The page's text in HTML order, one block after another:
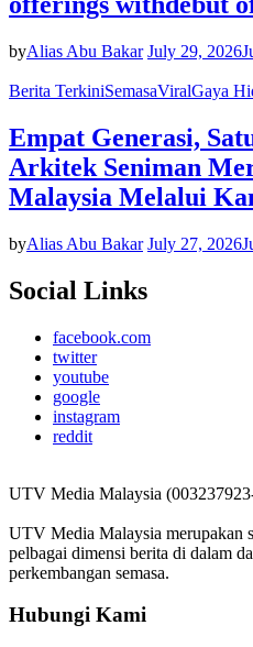
byAlias Abu Bakar July 29, 2026
Berita TerkiniSemasaViralGaya
Empat Generasi,
Arkitek Seniman
Malaysia Melalui
byAlias Abu Bakar July 27, 2026
Social Links
facebook.com
twitter
youtube
google
instagram
reddit
UTV Media Malaysia
UTV Media Malaysia merupakan
pelbagai dimensi berita di dalam
perkembangan semasa.
Hubungi Kami